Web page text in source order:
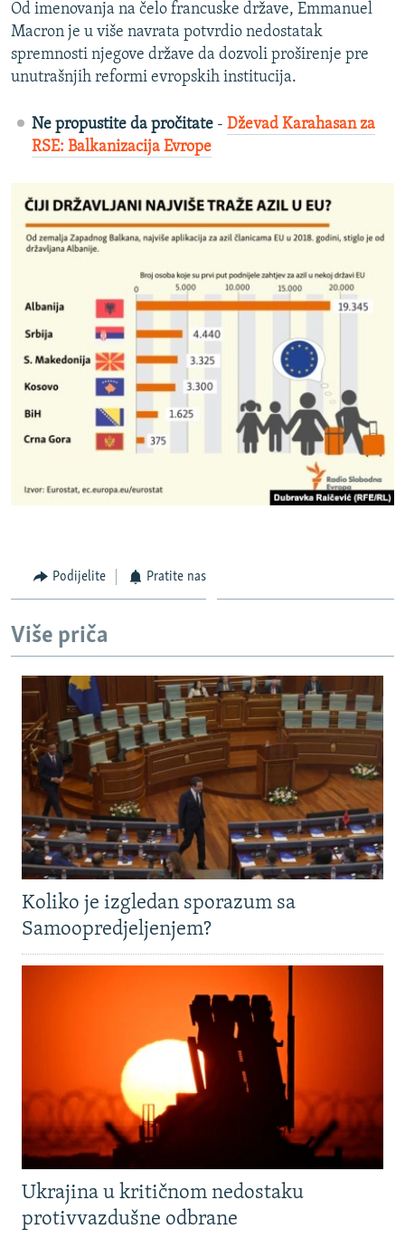
Od imenovanja na čelo francuske države, Emmanuel
Macron je u više navrata potvrdio nedostatak
spremnosti njegove države da dozvoli proširenje pre
unutrašnjih reformi evropskih institucija.
Ne propustite da pročitate- Dževad Karahasan za
RSE: Balkanizacija Evrope
Podijelite Pratite nas
Više priča
Koliko je izgledan sporazum sa
Samoopredjeljenjem?
Ukrajina u kritičnom nedostaku
protivvazdušne odbrane